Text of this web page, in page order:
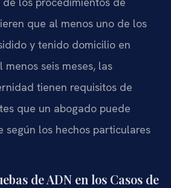
que al menos uno de los
y tenido domicilio en
seis meses, las
tienen requisitos de
que un abogado puede
según los hechos particulares
de ADN en los Casos de